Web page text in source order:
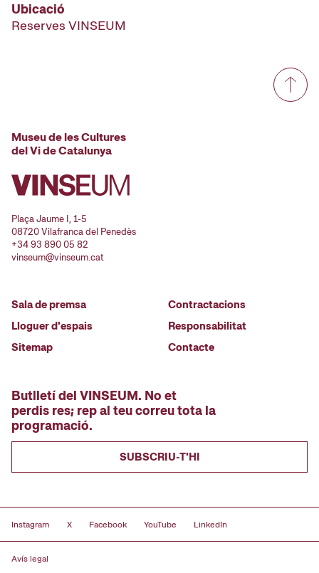
Ubicació
Reserves VINSEUM
Museu de les Cultures
del Vi de Catalunya
Plaça Jaume I, 1-5
08720 Vilafranca del Penedès
+34 93 890 05 82
vinseum@vinseum.cat
Sala de premsa
Lloguer d'espais
Sitemap
Contractacions
Responsabilitat
Contacte
Butlletí del VINSEUM. No et
perdis res; rep al teu correu tota la
programació.
SUBSCRIU-T'HI
Instagram X Facebook YouTube LinkedIn
Avís legal